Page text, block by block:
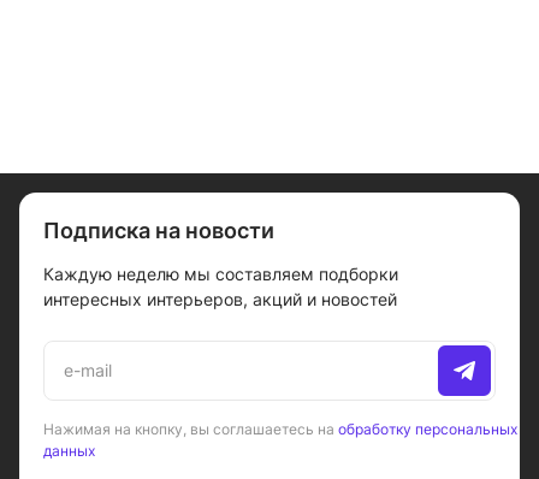
Подписка на новости
Каждую неделю мы составляем подборки
интересных интерьеров, акций и новостей
Нажимая на кнопку, вы соглашаетесь на обработку персональных
данных